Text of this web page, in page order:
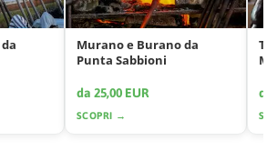
Murano e Burano da
Punta Sabbioni
da 25,00 EUR
SCOPRI →
da